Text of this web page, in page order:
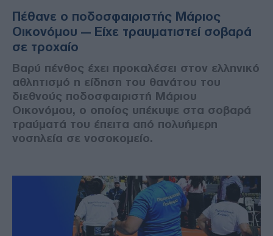
Πέθανε ο ποδοσφαιριστής Μάριος
Οικονόμου — Είχε τραυματιστεί σοβαρά
σε τροχαίο
Βαρύ πένθος έχει προκαλέσει στον ελληνικό
αθλητισμό η είδηση του θανάτου του
διεθνούς ποδοσφαιριστή Μάριου
Οικονόμου, ο οποίος υπέκυψε στα σοβαρά
τραύματά του έπειτα από πολυήμερη
νοσηλεία σε νοσοκομείο.